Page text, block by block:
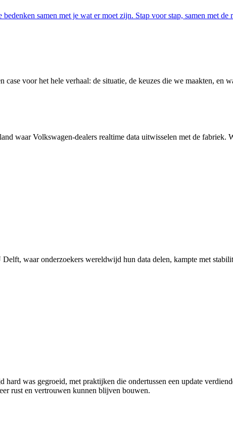
samen met je wat er moet zijn. Stap voor stap, samen met de
case voor het hele verhaal: de situatie, de keuzes die we maakten, en
waar Volkswagen-dealers realtime data uitwisselen met de
waar onderzoekers wereldwijd hun data delen, kampte met
was gegroeid, met praktijken die ondertussen een update
rust en vertrouwen kunnen blijven bouwen.